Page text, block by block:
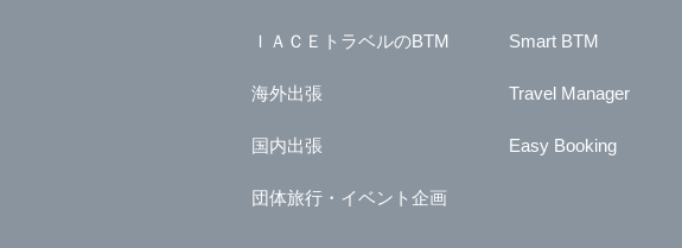
ＩＡＣＥトラベルのBTM
海外出張
国内出張
団体旅行・イベント企画
Smart BTM
Travel Manager
Easy Booking